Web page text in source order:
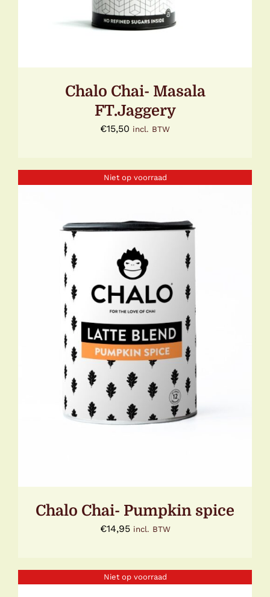
Chalo Chai- Masala
FT.Jaggery
€15,50 incl. BTW
Niet op voorraad
DETAILS
Chalo Chai- Pumpkin spice
€14,95 incl. BTW
Niet op voorraad